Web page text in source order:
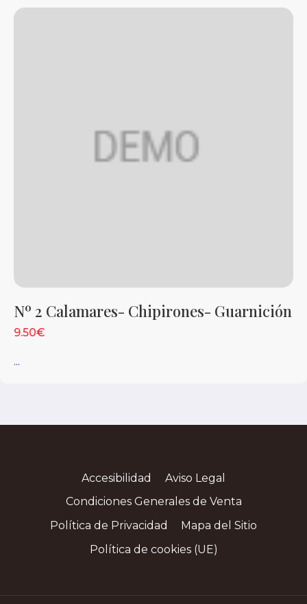
Nº 2 Calamares- Chipirones- Guarnición
9.50€
...
Accesibilidad
Aviso Legal
Condiciones Generales de Venta
Política de Privacidad
Mapa del Sitio
Política de cookies (UE)